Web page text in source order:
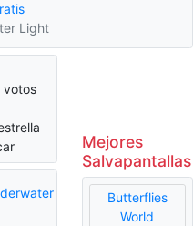
Light
votos
Mejores
Salvapantallas
Butterflies
World